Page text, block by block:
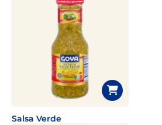
Salsa Verde